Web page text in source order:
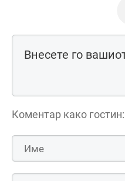
Коментар како гостин: